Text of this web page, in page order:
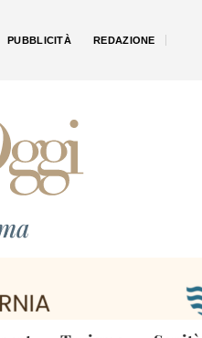
PUBBLICITÀ REDAZIONE